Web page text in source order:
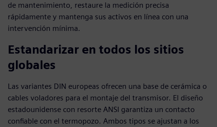
de mantenimiento, restaure la medición precisa
rápidamente y mantenga sus activos en línea con una
intervención mínima.
Estandarizar en todos los sitios
globales
Las variantes DIN europeas ofrecen una base de cerámica o
cables voladores para el montaje del transmisor. El diseño
estadounidense con resorte ANSI garantiza un contacto
confiable con el termopozo. Ambos tipos se ajustan a los